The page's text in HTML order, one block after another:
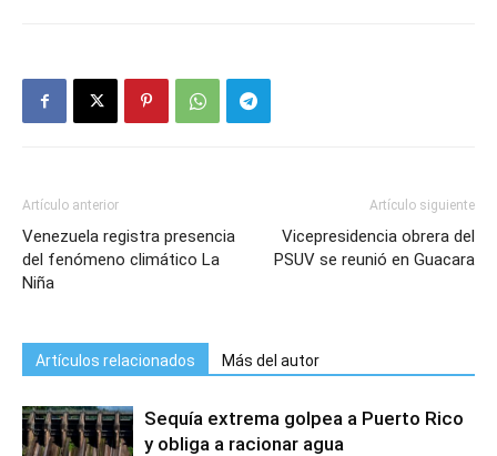
Artículo anterior
Venezuela registra presencia
del fenómeno climático La
Niña
Artículo siguiente
Vicepresidencia obrera del
PSUV se reunió en Guacara
Artículos relacionados Más del autor
Sequía extrema golpea a Puerto Rico
y obliga a racionar agua